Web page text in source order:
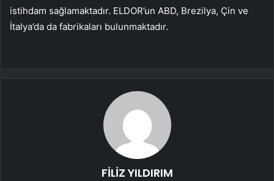
istihdam sağlamaktadır. ELDOR’un ABD, Brezilya, Çin ve
İtalya’da da fabrikaları bulunmaktadır.
FİLİZ YILDIRIM